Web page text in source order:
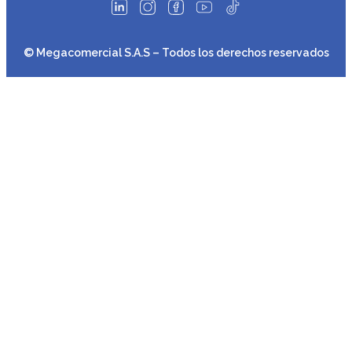
© Megacomercial S.A.S – Todos los derechos reservados